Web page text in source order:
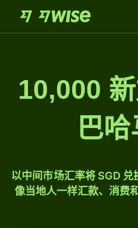
10,000
巴
以中间市场汇率将 SGD
像当地人一样汇款、消费